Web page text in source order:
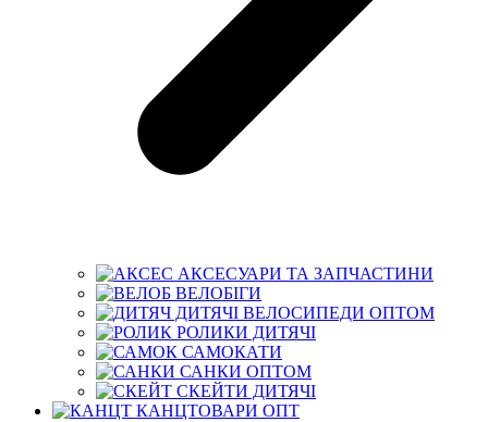
АКСЕСУАРИ ТА ЗАПЧАСТИНИ
ВЕЛОБІГИ
ДИТЯЧІ ВЕЛОСИПЕДИ ОПТОМ
РОЛИКИ ДИТЯЧІ
САМОКАТИ
САНКИ ОПТОМ
СКЕЙТИ ДИТЯЧІ
КАНЦТОВАРИ ОПТ